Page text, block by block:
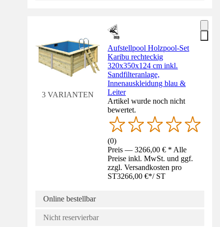
3 VARIANTEN
Aufstellpool Holzpool-Set
Karibu rechteckig
320x350x124 cm inkl.
Sandfilteranlage,
Innenauskleidung blau &
Leiter
Artikel wurde noch nicht
bewertet.
(0)
Preis — 3266,00 € * Alle
Preise inkl. MwSt. und ggf.
zzgl. Versandkosten pro
ST3266,00 €*/ ST
Online bestellbar
Nicht reservierbar